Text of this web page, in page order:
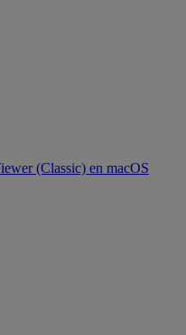
(Classic) en macOS